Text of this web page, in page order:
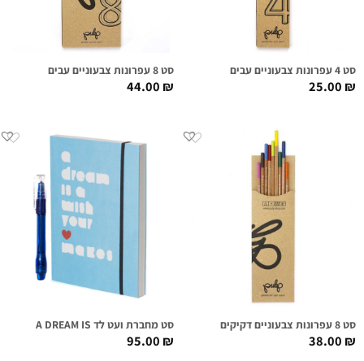
סט 4 עפרונות צבעוניים עבים
25.00₪
סט 8 עפרונות צבעוניים עבים
44.00₪
סט 8 עפרונות צבעוניים דקיקים
38.00₪
סט מחברת ועט לד A DREAM IS
95.00₪